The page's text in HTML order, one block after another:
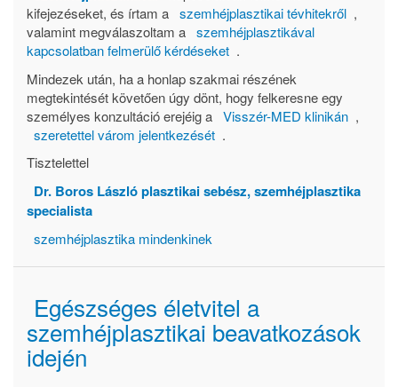
kifejezéseket, és írtam a szemhéjplasztikai tévhitekről ,
valamint megválaszoltam a szemhéjplasztikával
kapcsolatban felmerülő kérdéseket .
Mindezek után, ha a honlap szakmai részének
megtekintését követően úgy dönt, hogy felkeresne egy
személyes konzultáció erejéig a Visszér-MED klinikán ,
szeretettel várom jelentkezését .
Tisztelettel
Dr. Boros László plasztikai sebész, szemhéjplasztika
specialista
szemhéjplasztika mindenkinek
Egészséges életvitel a
szemhéjplasztikai beavatkozások
idején